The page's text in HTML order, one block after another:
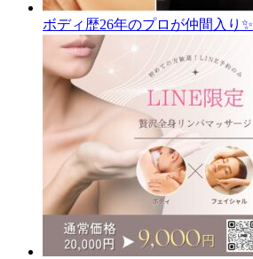
ボディ歴26年のプロが仲間入り✨